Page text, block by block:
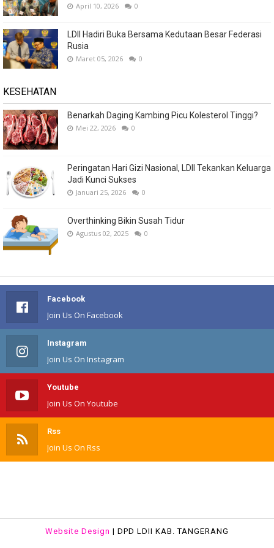
April 10, 2026 0
LDII Hadiri Buka Bersama Kedutaan Besar Federasi
Rusia
Maret 05, 2026 0
KESEHATAN
Benarkah Daging Kambing Picu Kolesterol Tinggi?
Mei 22, 2026 0
Peringatan Hari Gizi Nasional, LDII Tekankan Keluarga
Jadi Kunci Sukses
Januari 25, 2026 0
Overthinking Bikin Susah Tidur
Agustus 02, 2025 0
Facebook
Join Us On Facebook
Instagram
Join Us On Instagram
Youtube
Join Us On Youtube
Rss
Join Us On Rss
Website Design | DPD LDII KAB. TANGERANG